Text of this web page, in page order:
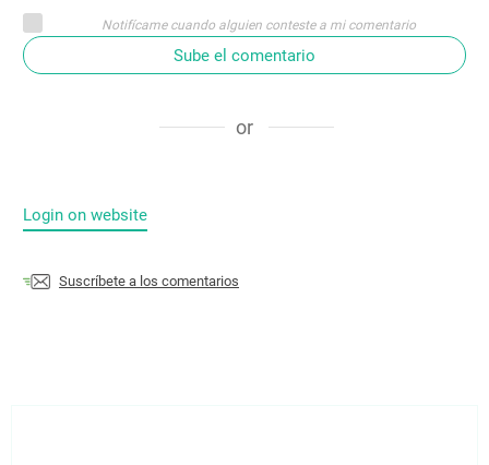
Notifícame cuando alguien conteste a mi comentario
Sube el comentario
or
Login on website
Suscríbete a los comentarios